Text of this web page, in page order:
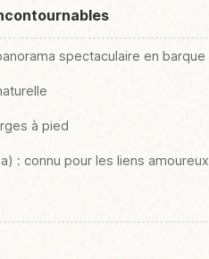
spectaculaire en barque
à pied
: connu pour les liens amoureux